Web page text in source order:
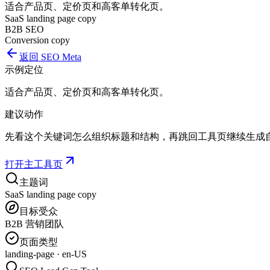
适合产品页、定价页和高客单转化页。
SaaS landing page copy
B2B SEO
Conversion copy
返回 SEO Meta
示例定位
适合产品页、定价页和高客单转化页。
建议动作
先看这个关键词怎么组织标题和结构，再跳回工具页继续生成
打开主工具页
主题词
SaaS landing page copy
目标受众
B2B 营销团队
页面类型
landing-page · en-US